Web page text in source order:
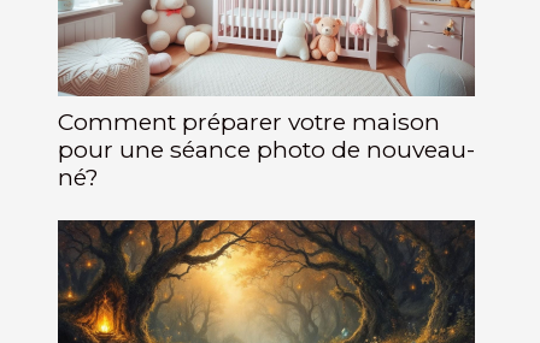
Comment préparer votre maison
pour une séance photo de nouveau-
né?